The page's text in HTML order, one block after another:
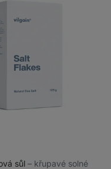
sůl ⁠–⁠ křupavé solné